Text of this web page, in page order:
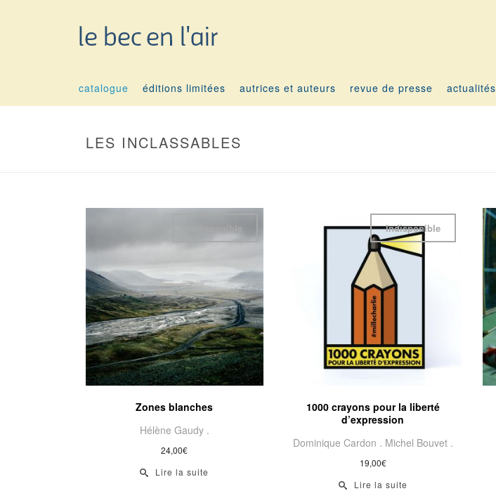
catalogue éditions limitées autrices et auteurs revue de presse actualités
LES INCLASSABLES
Zones blanches
Hélène Gaudy .
24,00€
Lire la suite
1000 crayons pour la liberté
d’expression
Indisponible
Dominique Cardon . Michel Bouvet .
19,00€
Lire la suite